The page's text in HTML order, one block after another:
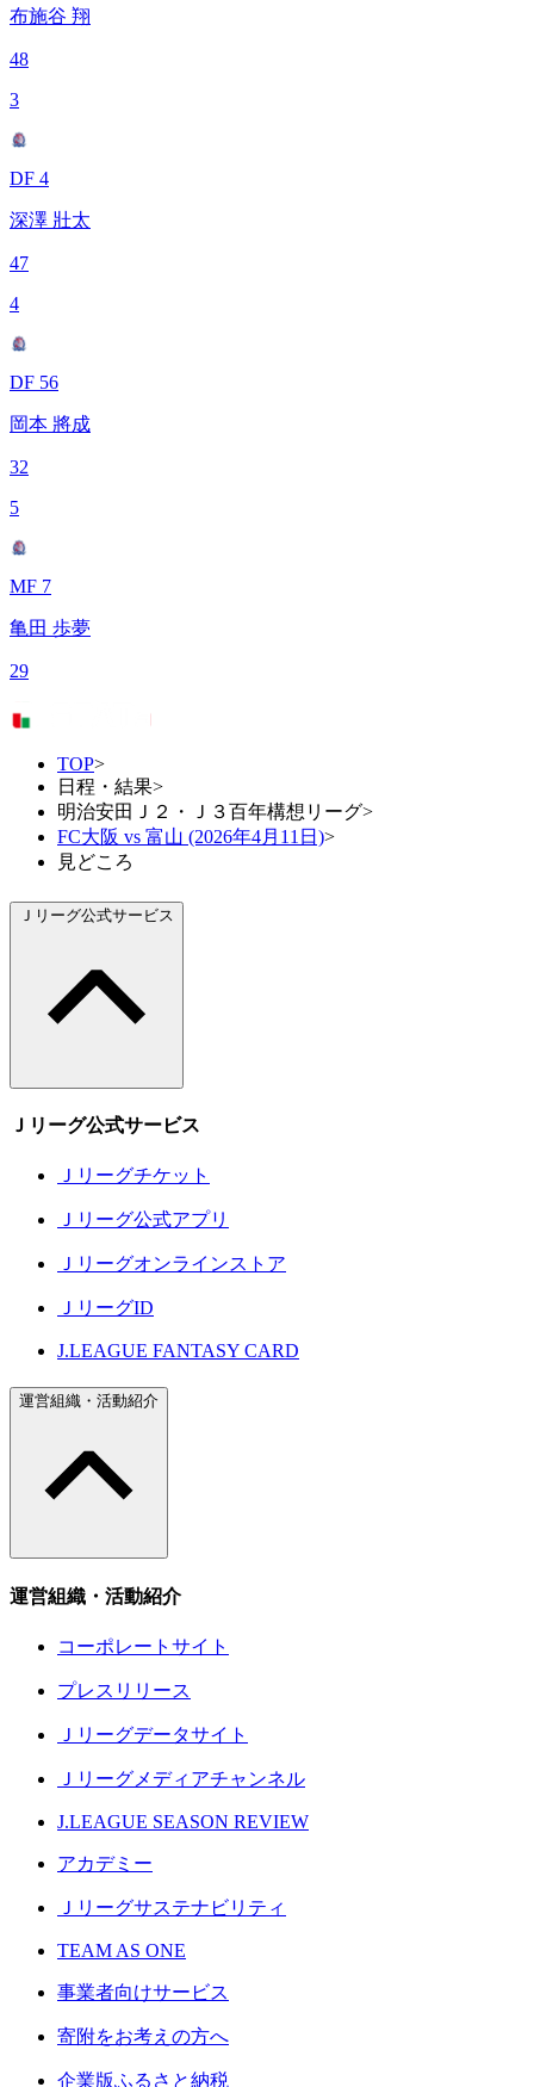
布施谷 翔
48
3
DF 4
深澤 壯太
47
4
DF 56
岡本 將成
32
5
MF 7
亀田 歩夢
29
TOP>
日程・結果>
明治安田Ｊ２・Ｊ３百年構想リーグ>
FC大阪 vs 富山 (2026年4月11日)>
見どころ
Ｊリーグ公式サービス
Ｊリーグ公式サービス
Ｊリーグチケット
Ｊリーグ公式アプリ
Ｊリーグオンラインストア
ＪリーグID
J.LEAGUE FANTASY CARD
運営組織・活動紹介
運営組織・活動紹介
コーポレートサイト
プレスリリース
Ｊリーグデータサイト
Ｊリーグメディアチャンネル
J.LEAGUE SEASON REVIEW
アカデミー
Ｊリーグサステナビリティ
TEAM AS ONE
事業者向けサービス
寄附をお考えの方へ
企業版ふるさと納税